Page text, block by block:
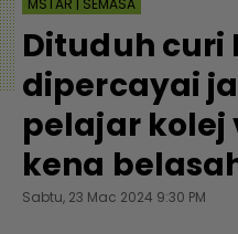
MSTAR | SEMASA
Dituduh curi
dipercayai
pelajar kolej
kena
Sabtu, 23 Mac 2024 9:30 PM